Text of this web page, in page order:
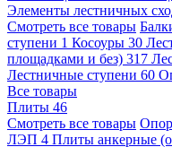
Элементы лестничных
Смотреть все товары
ступени 1 Косоуры 30
площадками и без) 317
Лестничные ступени 60
Все товары
Плиты 46
Смотреть все товары
ЛЭП 4 Плиты анкерные